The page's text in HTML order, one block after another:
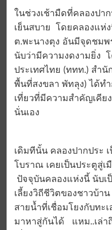
ในช่วงเช้ามืดที่คลองป
เย็นสบาย โดยคลองแห่
ต.พะนางตุง อันมีจุดชม
นับว่ามีความงดงามยิ่ง
ประเทศไทย (ททท.) สำ
พื้นที่สงขลา พัทลุง) ได้ท
เที่ยวที่มีความสำคัญเคีย
นั่นเอง
เดิมทีนั้น คลองปากประ
โบราณ เคยเป็นประตูสู่
ปัจจุบันคลองแห่งนี้ นับเ
เลี้ยงวิถีชีวิตของชาวบ้า
สายน้ำที่เชื่อมโยงกับทะ
มาหาสู่กันได้ แหม..เล่า